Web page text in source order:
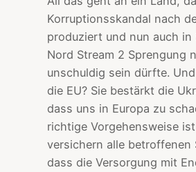
Korruptionsskandal nach
produziert und nun auch in
Nord Stream 2 Sprengung
unschuldig sein dürfte.
die EU? Sie bestärkt die
dass uns in Europa zu
richtige Vorgehensweise
versichern alle betroffenen
dass die Versorgung mit